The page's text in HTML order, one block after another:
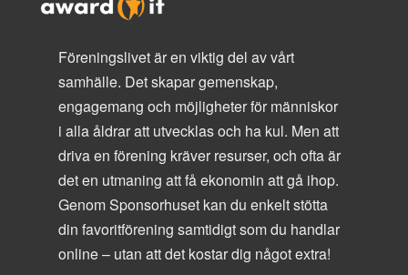
Föreningslivet är en viktig del av vårt
samhälle. Det skapar gemenskap,
engagemang och möjligheter för människor
i alla åldrar att utvecklas och ha kul. Men att
driva en förening kräver resurser, och ofta är
det en utmaning att få ekonomin att gå ihop.
Genom Sponsorhuset kan du enkelt stötta
din favoritförening samtidigt som du handlar
online – utan att det kostar dig något extra!